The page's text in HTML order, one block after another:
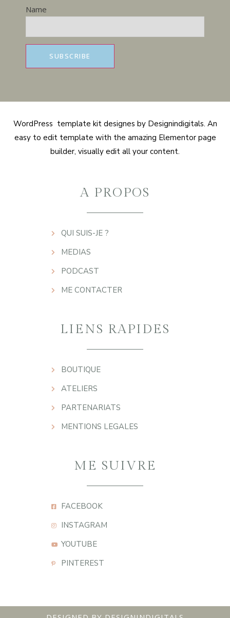
Name
WordPress template kit designes by Designindigitals. An
easy to edit template with the amazing Elementor page
builder, visually edit all your content.
A PROPOS
QUI SUIS-JE ?
MEDIAS
PODCAST
ME CONTACTER
LIENS RAPIDES
BOUTIQUE
ATELIERS
PARTENARIATS
MENTIONS LEGALES
ME SUIVRE
FACEBOOK
INSTAGRAM
YOUTUBE
PINTEREST